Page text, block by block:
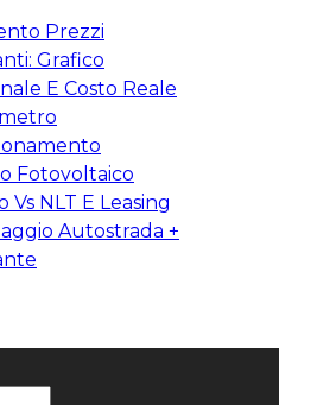
Prezzi
Grafico
E Costo Reale
Fotovoltaico
Vs NLT E Leasing
Autostrada +